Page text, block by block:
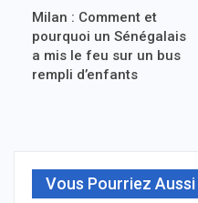
Milan : Comment et
pourquoi un Sénégalais
a mis le feu sur un bus
rempli d’enfants
Vous Pourriez